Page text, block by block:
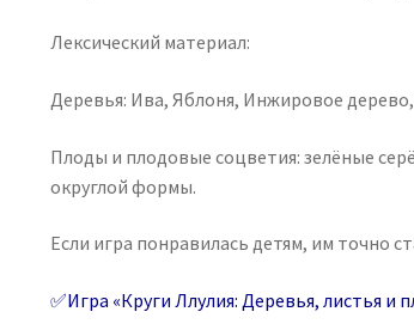
Лексический материал:
Деревья: Ива, Яблоня, Инжировое
Плоды и плодовые соцветия: зелёные
округлой формы.
Если игра понравилась детям, им точно
✅Игра «Круги Ллулия: Деревья, листья и